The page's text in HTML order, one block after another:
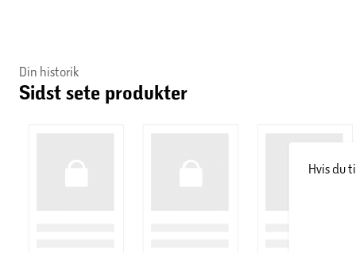
Solís det største vinfirma i Valdepeñas, og i 2002
vinmarker i de anerkendte områder Ribera del Duero, Rioja,
største vineksportør.
Din historik
Sidst sete produkter
Hvis du